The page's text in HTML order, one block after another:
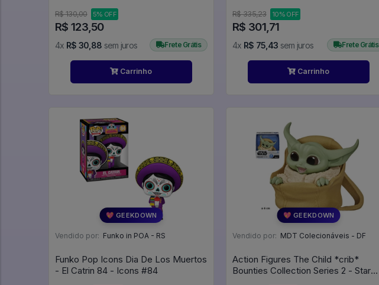
R$ 130,00 5% OFF
R$ 123,50
4x R$ 30,88 sem juros Frete Grátis
Carrinho
R$ 335,23 10% OFF
R$ 301,71
4x R$ 75,43 sem juros Frete Grátis
Carrinho
💖 GEEKDOWN
Vendido por: Funko in POA - RS
Funko Pop Icons Dia De Los Muertos
- El Catrin 84 - Icons #84
💖 GEEKDOWN
Vendido por: MDT Colecionáveis - DF
Action Figures The Child *crib*
Bounties Collection Series 2 - Star